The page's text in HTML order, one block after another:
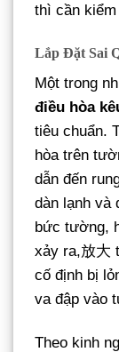
thì cần kiểm
Lắp Đặt Sai
Một trong
điều hòa
tiêu chuẩn.
hòa trên
dẫn đến
dàn lạnh và
bức tường,
xảy ra,放大
cố định bị
va đập vào
Theo kinh